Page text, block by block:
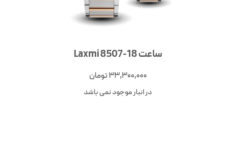
ساعت Laxmi 8507-18
33,300,000تومان
در انبار موجود نمی باشد